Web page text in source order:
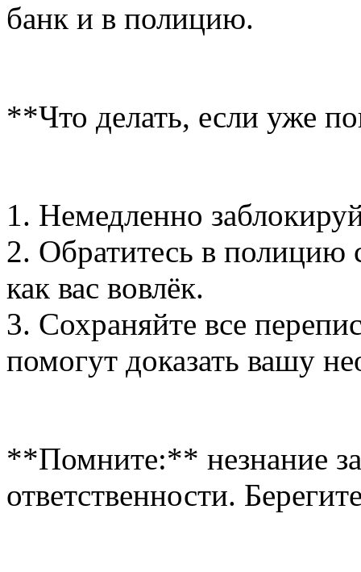
банк и в полицию.
**Что делать, если уже
1. Немедленно
2. Обратитесь в полицию
как вас вовлёк.
3. Сохраняйте все
помогут доказать вашу
**Помните:** незнание
ответственности.